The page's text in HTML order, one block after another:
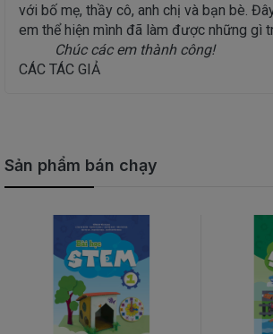
với bố mẹ, thầy cô, anh chị và bạn bè.
em thể hiện mình đã làm được những gì
Chúc các em thành công!
CÁC TÁC GIẢ
Sản phẩm bán chạy